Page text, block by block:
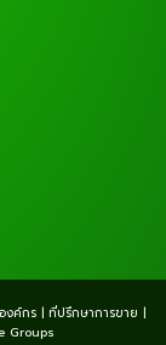
ค์กร | ที่ปรึกษาการขาย |
Groups